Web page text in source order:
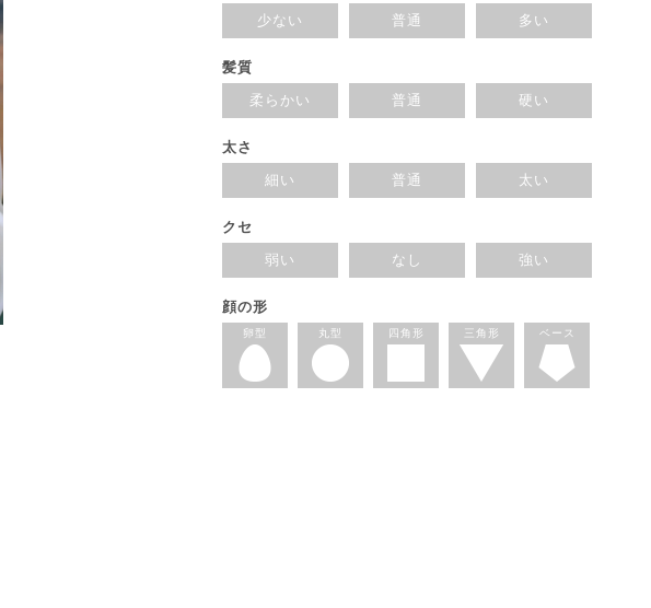
少ない
普通 多い
髪質
柔らかい
普通 硬い
太さ
細い
普通 太い
クセ
弱い
なし 強い
顔の形
卵型 丸型 四角形 三角形 ベース